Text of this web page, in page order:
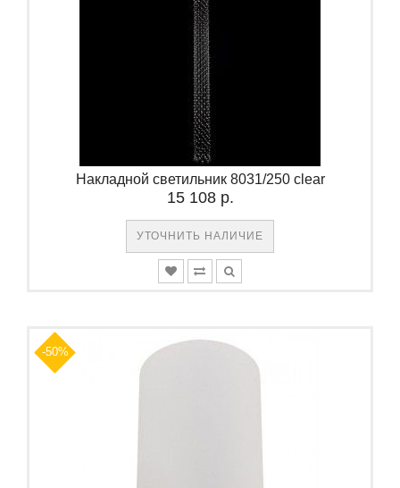
Накладной светильник 8031/250 clear
15 108 р.
УТОЧНИТЬ НАЛИЧИЕ
-50%